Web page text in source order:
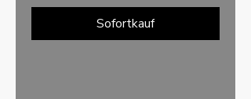
Sofortkauf